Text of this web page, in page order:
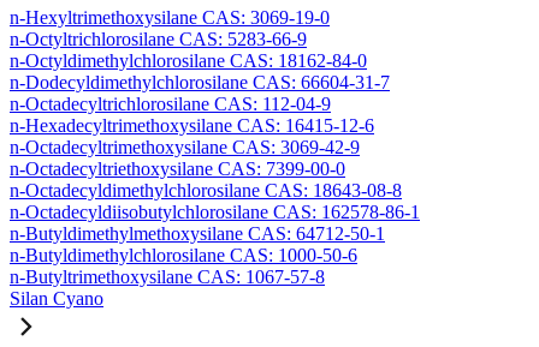
n-Hexyltrimethoxysilane CAS: 3069-19-0
n-Octyltrichlorosilane CAS: 5283-66-9
n-Octyldimethylchlorosilane CAS: 18162-84-0
n-Dodecyldimethylchlorosilane CAS: 66604-31-7
n-Octadecyltrichlorosilane CAS: 112-04-9
n-Hexadecyltrimethoxysilane CAS: 16415-12-6
n-Octadecyltrimethoxysilane CAS: 3069-42-9
n-Octadecyltriethoxysilane CAS: 7399-00-0
n-Octadecyldimethylchlorosilane CAS: 18643-08-8
n-Octadecyldiisobutylchlorosilane CAS: 162578-86-1
n-Butyldimethylmethoxysilane CAS: 64712-50-1
n-Butyldimethylchlorosilane CAS: 1000-50-6
n-Butyltrimethoxysilane CAS: 1067-57-8
Silan Cyano